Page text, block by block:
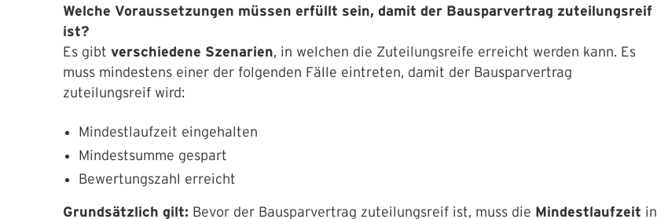
Welche Voraussetzungen müssen erfüllt sein, damit der Bausparvertrag zuteilungsreif
ist?
Es gibt verschiedene Szenarien, in welchen die Zuteilungsreife erreicht werden kann. Es
muss mindestens einer der folgenden Fälle eintreten, damit der Bausparvertrag
zuteilungsreif wird:
Mindestlaufzeit eingehalten
Mindestsumme gespart
Bewertungszahl erreicht
Grundsätzlich gilt: Bevor der Bausparvertrag zuteilungsreif ist, muss die Mindestlaufzeit in